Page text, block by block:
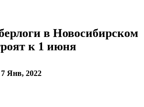
в Новосибирском
к 1 июня
7 Янв, 2022